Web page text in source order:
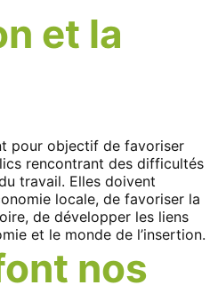
et la
pour objectif de favoriser
rencontrant des difficultés
travail. Elles doivent
locale, de favoriser la
de développer les liens
et le monde de l’insertion.
nos